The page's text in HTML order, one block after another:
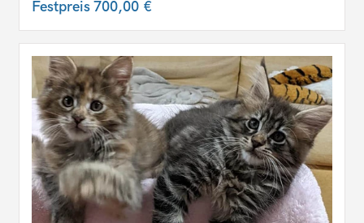
Festpreis700,00 €